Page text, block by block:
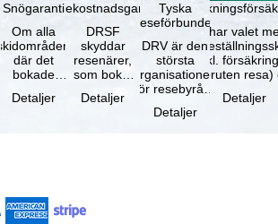
Snögaranti
Om alla
skidområden
där det
bokade
gäller –
Detaljer
Resekostnadsgaranti
DRSF
skyddar
resenärer,
som bokat
paketresa
Detaljer
Tyska
reseförbundet
DRV är den
största
organisationen
för resebyråer
researrangörer
Detaljer
Du har valet
(inkl.
avbruten resa)
Detaljer